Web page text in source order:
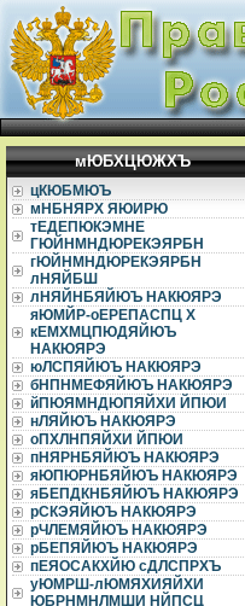
мЮБХЦЮЖХЪ
цКЮБМЮЪ
мНБНЯРХ ЯЮИРЮ
тЕДЕПЮКЭМНЕ
ГЮЙНМНДЮРЕКЭЯРБН
гЮЙНМНДЮРЕКЭЯРБН
лНЯЙБШ
лНЯЙНБЯЙЮЪ НАКЮЯРЭ
яЮМЙР-оЕРЕПАСПЦ Х
кЕМХМЦПЮДЯЙЮЪ
НАКЮЯРЭ
юЛСПЯЙЮЪ НАКЮЯРЭ
бНПНМЕФЯЙЮЪ НАКЮЯРЭ
йПЮЯМНДЮПЯЙХИ ЙПЮИ
нЛЯЙЮЪ НАКЮЯРЭ
оПХЛНПЯЙХИ ЙПЮИ
пНЯРНБЯЙЮЪ НАКЮЯРЭ
яЮПЮРНБЯЙЮЪ НАКЮЯРЭ
яБЕПДКНБЯЙЮЪ НАКЮЯРЭ
рСКЭЯЙЮЪ НАКЮЯРЭ
рЧЛЕМЯЙЮЪ НАКЮЯРЭ
рБЕПЯЙЮЪ НАКЮЯРЭ
пЕЯОСАКХЙЮ сДЛСПРХЪ
уЮМРШ-лЮМЯХИЯЙХИ
ЮБРНМНЛМШИ НЙПСЦ